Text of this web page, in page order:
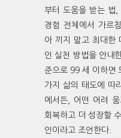
부터 도움을 받는 법,
경험 전체에서 가르
아 끼지 말고 최대한
인 실천 방법을 안내
준으로 99 세 이하면
가지 삶의 태도에 따
에서든, 어떤 어려
회복하고 더 성장할
인이라고 조언한다.